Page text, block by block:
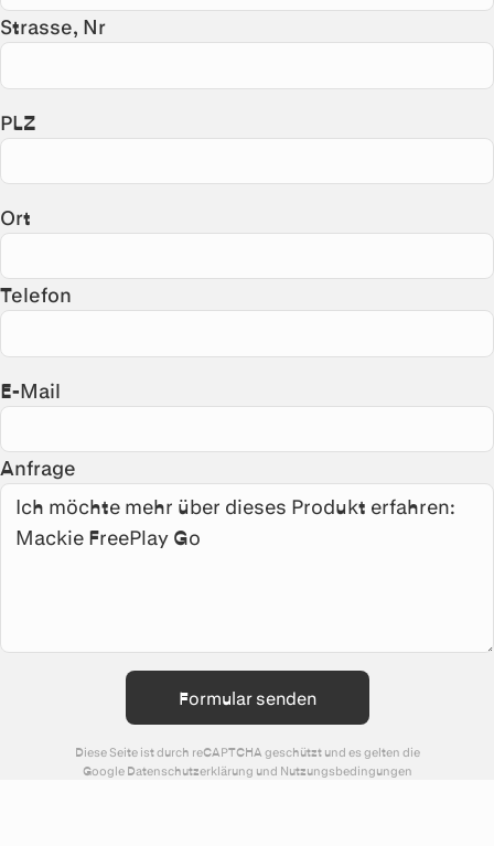
Strasse, Nr
PLZ
Ort
Telefon
E-Mail
Anfrage
Formular senden
Diese Seite ist durch reCAPTCHA geschützt und es gelten die
Google Datenschutzerklärung und Nutzungsbedingungen